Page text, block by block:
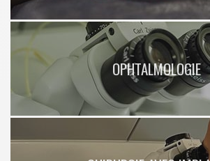
OPHTALMOLOGIE